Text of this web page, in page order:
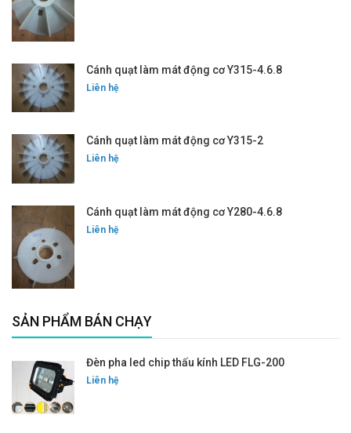
Cánh quạt làm mát động cơ Y315-4.6.8
Liên hệ
Cánh quạt làm mát động cơ Y315-2
Liên hệ
Cánh quạt làm mát động cơ Y280-4.6.8
Liên hệ
SẢN PHẨM BÁN CHẠY
Đèn pha led chip thấu kính LED FLG-200
Liên hệ